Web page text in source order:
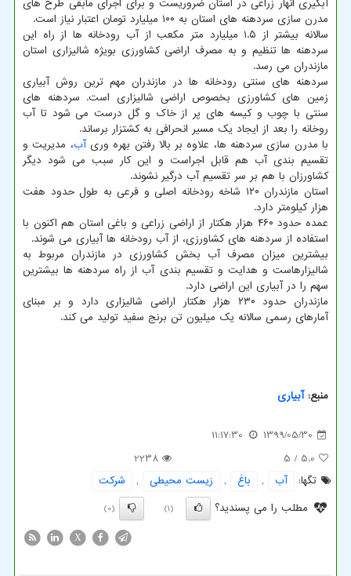
آبگیری انهار زراعی در استان ضروریست و برای اجرای مابقی طرح های
مدرن سازی سردهنه های استان به ۱۰۰ میلیارد تومان اعتبار نیاز است.
سالانه بیشتر از ۱.۵ میلیارد متر مکعب از آب رودخانه ها از راه این
سردهنه ها تنظیم و به مصرف اراضی کشاورزی بویژه شالیزاری استان
مازندران می رسد.
سردهنه های سنتی رودخانه ها در مازندران مهم ترین روش آبیاری
زمین های کشاورزی بخصوص اراضی شالیزاری است. سردهنه های
سنتی با چوب و کیسه های پر از خاک و گل درست می شود تا آب
روخانه را بعد از ایجاد یک مسیر انحرافی به کشتزار برساند.
با مدرن سازی سردهنه ها، علاوه بر بالا رفتن بهره وریآب، مدیریت و
تقسیم بندی آب هم قابل اجراست و این کار سبب می شود دیگر
کشاورزان با هم بر سر تقسیم آب درگیر نشوند.
استان مازندران ۱۲۰ شاخه رودخانه اصلی و فرعی به طول حدود هفت
هزار کیلومتر دارد.
عمده حدود ۴۶۰ هزار هکتار از اراضی زراعی و باغی استان هم اکنون با
استفاده از سردهنه های کشاورزی، از آب رودخانه ها آبیاری می شوند.
بیشترین میزان مصرف آب بخش کشاورزی در مازندران مربوط به
شالیزارهاست و هدایت و تقسیم بندی آب از راه سردهنه ها بیشترین
سهم را در آبیاری این اراضی دارد.
مازندران حدود ۲۳۰ هزار هکتار اراضی شالیزاری دارد و بر مبنای
آمارهای رسمی سالانه یک میلیون تن برنج سفید تولید می کند.
منبع:آبیاری
1399/05/30
11:17:30
5.0
/ 5
2238
تگها:
آب , باغ , زیست محیطی ,
شركت
مطلب را می پسندید؟
(1)
(0)
X